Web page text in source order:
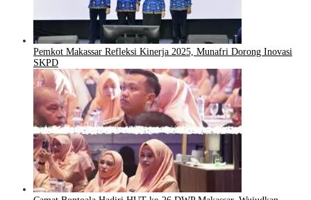
Pemkot Makassar Refleksi Kinerja 2025, Munafri Dorong Inovasi
SKPD